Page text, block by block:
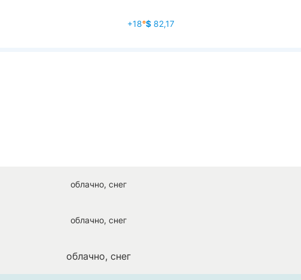
+18°$ 82,17
облачно, снег
облачно, снег
облачно, снег